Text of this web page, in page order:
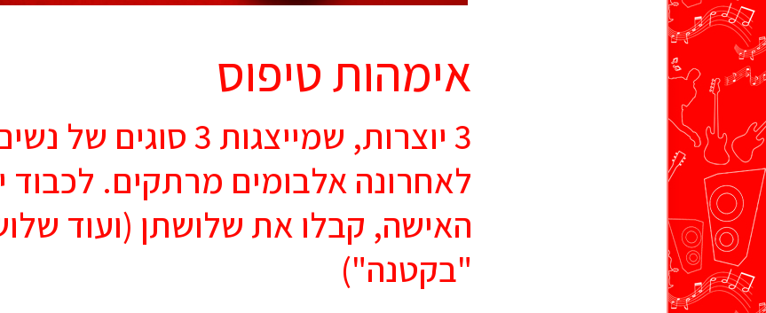
אימהות טיפוס
3 יוצרות, שמייצגות 3
לאחרונה אלבומים מרתקים. לכבוד
האישה, קבלו את שלושתן (ועוד
"בקטנה")